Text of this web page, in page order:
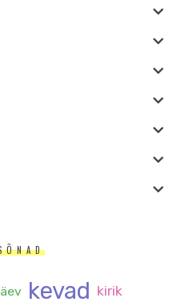
kevad kirik